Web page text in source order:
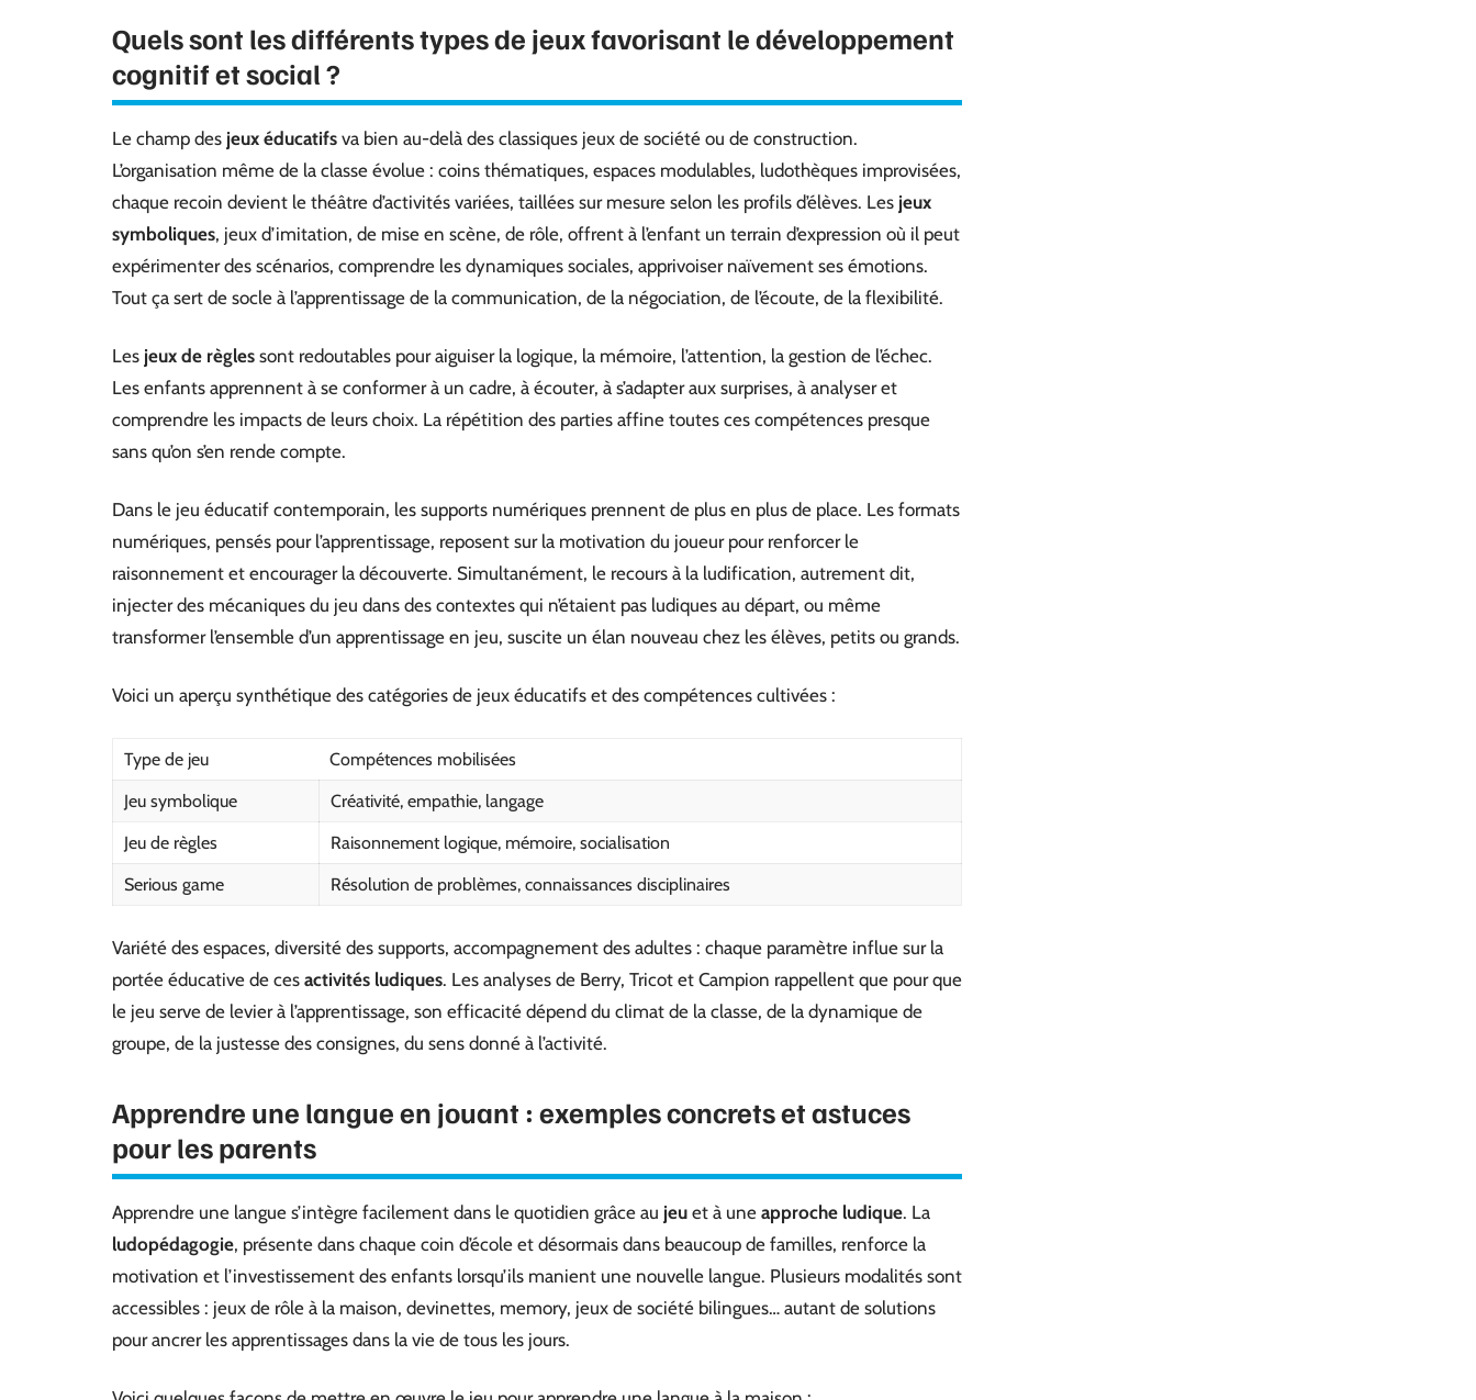
Quels sont les différents types de jeux favorisant le développement
cognitif et social ?
Le champ des jeux éducatifs va bien au-delà des classiques jeux de société ou de construction.
L’organisation même de la classe évolue : coins thématiques, espaces modulables, ludothèques improvisées,
chaque recoin devient le théâtre d’activités variées, taillées sur mesure selon les profils d’élèves. Les jeux
symboliques, jeux d’imitation, de mise en scène, de rôle, offrent à l’enfant un terrain d’expression où il peut
expérimenter des scénarios, comprendre les dynamiques sociales, apprivoiser naïvement ses émotions.
Tout ça sert de socle à l’apprentissage de la communication, de la négociation, de l’écoute, de la flexibilité.
Les jeux de règles sont redoutables pour aiguiser la logique, la mémoire, l’attention, la gestion de l’échec.
Les enfants apprennent à se conformer à un cadre, à écouter, à s’adapter aux surprises, à analyser et
comprendre les impacts de leurs choix. La répétition des parties affine toutes ces compétences presque
sans qu’on s’en rende compte.
Dans le jeu éducatif contemporain, les supports numériques prennent de plus en plus de place. Les formats
numériques, pensés pour l’apprentissage, reposent sur la motivation du joueur pour renforcer le
raisonnement et encourager la découverte. Simultanément, le recours à la ludification, autrement dit,
injecter des mécaniques du jeu dans des contextes qui n’étaient pas ludiques au départ, ou même
transformer l’ensemble d’un apprentissage en jeu, suscite un élan nouveau chez les élèves, petits ou grands.
Voici un aperçu synthétique des catégories de jeux éducatifs et des compétences cultivées :
Type de jeu
Compétences mobilisées
Jeu symbolique
Créativité, empathie, langage
Jeu de règles
Raisonnement logique, mémoire, socialisation
Serious game
Résolution de problèmes, connaissances disciplinaires
Variété des espaces, diversité des supports, accompagnement des adultes : chaque paramètre influe sur la
portée éducative de ces activités ludiques. Les analyses de Berry, Tricot et Campion rappellent que pour que
le jeu serve de levier à l’apprentissage, son efficacité dépend du climat de la classe, de la dynamique de
groupe, de la justesse des consignes, du sens donné à l’activité.
Apprendre une langue en jouant : exemples concrets et astuces
pour les parents
Apprendre une langue s’intègre facilement dans le quotidien grâce au jeu et à une approche ludique. La
ludopédagogie, présente dans chaque coin d’école et désormais dans beaucoup de familles, renforce la
motivation et l’investissement des enfants lorsqu’ils manient une nouvelle langue. Plusieurs modalités sont
accessibles : jeux de rôle à la maison, devinettes, memory, jeux de société bilingues… autant de solutions
pour ancrer les apprentissages dans la vie de tous les jours.